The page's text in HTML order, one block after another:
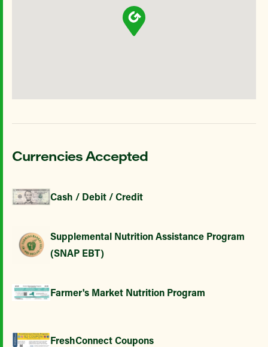
Currencies Accepted
Cash / Debit / Credit
Supplemental Nutrition Assistance Program
(SNAP EBT)
Farmer's Market Nutrition Program
FreshConnect Coupons